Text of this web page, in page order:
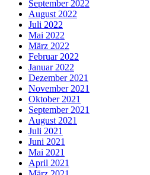
September 2022
August 2022
Juli 2022
Mai 2022
März 2022
Februar 2022
Januar 2022
Dezember 2021
November 2021
Oktober 2021
September 2021
August 2021
Juli 2021
Juni 2021
Mai 2021
April 2021